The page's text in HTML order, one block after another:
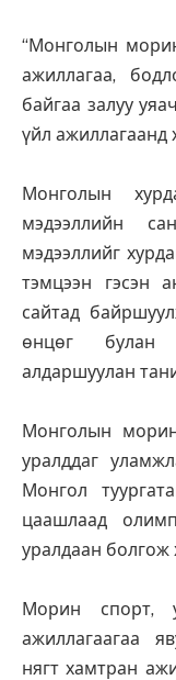
“Монголын
ажиллагаа,
байгаа залуу
үйл ажиллагаанд
Монголын
мэдээллийн
мэдээллийг
тэмцээн гэсэн
сайтад
өнцөг булан
алдаршуулан
Монголын
уралддаг
Монгол
цаашлаад
уралдаан болгож
Морин спорт,
ажиллагаагаа
нягт хамтран